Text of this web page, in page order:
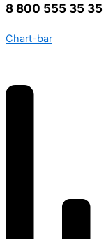
8 800 555 35 35
Chart-bar